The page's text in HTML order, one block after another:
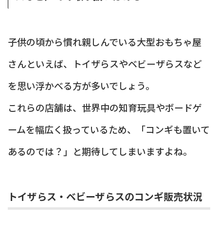
子供の頃から慣れ親しんでいる大型おもちゃ屋
さんといえば、トイザらスやベビーザらスなど
を思い浮かべる方が多いでしょう。
これらの店舗は、世界中の知育玩具やボードゲ
ームを幅広く扱っているため、「コンギも置いて
あるのでは？」と期待してしまいますよね。
トイザらス・ベビーザらスのコンギ販売状況